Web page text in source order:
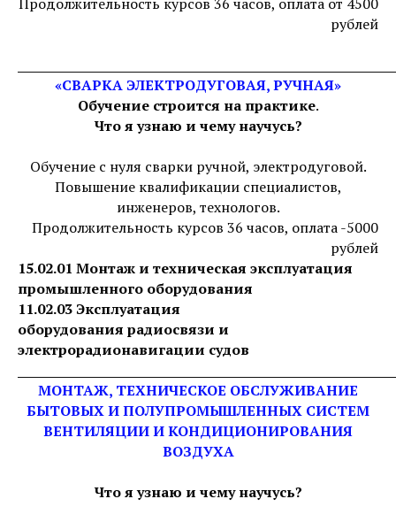
рублей
«СВАРКА ЭЛЕКТРОДУГОВАЯ, РУЧНАЯ»
Обучение строится на практике.
Что я узнаю и чему научусь?
Обучение с нуля сварки ручной, электродуговой.
Повышение квалификации специалистов,
инженеров, технологов.
Продолжительность курсов 36 часов, оплата -5000
рублей
15.02.01 Монтаж и техническая эксплуатация
промышленного оборудования
11.02.03 Эксплуатация
оборудования радиосвязи и
электрорадионавигации судов
МОНТАЖ, ТЕХНИЧЕСКОЕ ОБСЛУЖИВАНИЕ
БЫТОВЫХ И ПОЛУПРОМЫШЛЕННЫХ СИСТЕМ
ВЕНТИЛЯЦИИ И КОНДИЦИОНИРОВАНИЯ
ВОЗДУХА
Что я узнаю и чему научусь?